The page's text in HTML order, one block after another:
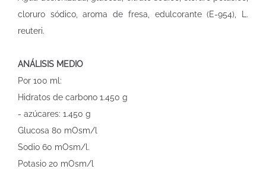
cloruro sódico, aroma de fresa, edulcorante (E-954), L.
reuteri.
ANÁLISIS MEDIO
Por 100 ml:
Hidratos de carbono 1.450 g
- azúcares: 1.450 g
Glucosa 80 mOsm/l
Sodio 60 mOsm/l.
Potasio 20 mOsm/l